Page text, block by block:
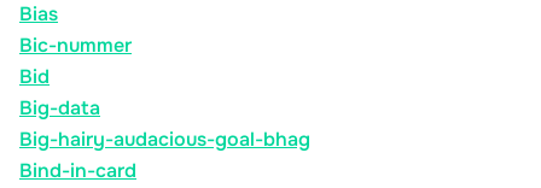
Bias
Bic-nummer
Bid
Big-data
Big-hairy-audacious-goal-bhag
Bind-in-card